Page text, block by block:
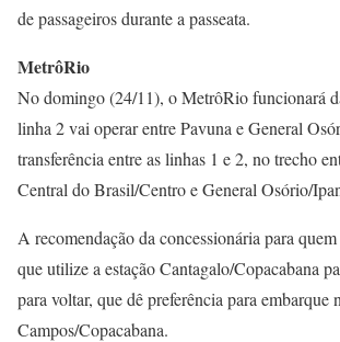
de passageiros durante a passeata.
MetrôRio
No domingo (24/11), o MetrôRio funcionará
linha 2 vai operar entre Pavuna e General
transferência entre as linhas 1 e 2, no trecho
Central do Brasil/Centro e General Osório/
A recomendação da concessionária para
que utilize a estação Cantagalo/Copacabana
para voltar, que dê preferência para embarque
Campos/Copacabana.